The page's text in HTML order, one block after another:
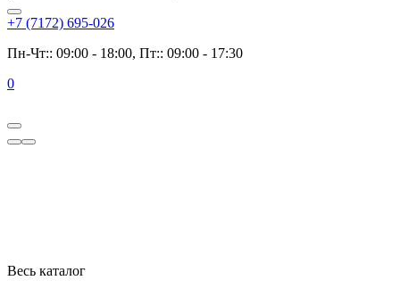
+7 (7172) 695-026
Пн-Чт:: 09:00 - 18:00, Пт:: 09:00 - 17:30
0
Весь каталог